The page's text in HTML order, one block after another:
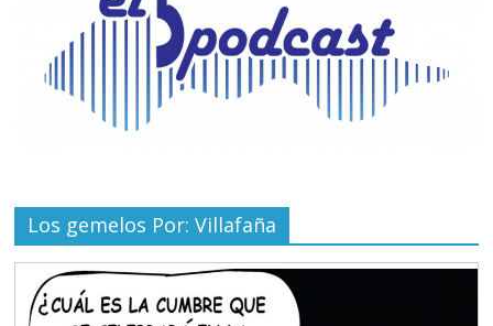
Los gemelos Por: Villafaña